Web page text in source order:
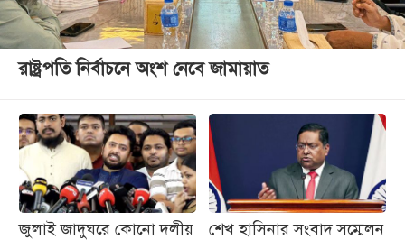
রাষ্ট্রপতি নির্বাচনে অংশ নেবে জামায়াত
জুলাই জাদুঘরে কোনো দলীয়
শেখ হাসিনার সংবাদ সম্মেলন